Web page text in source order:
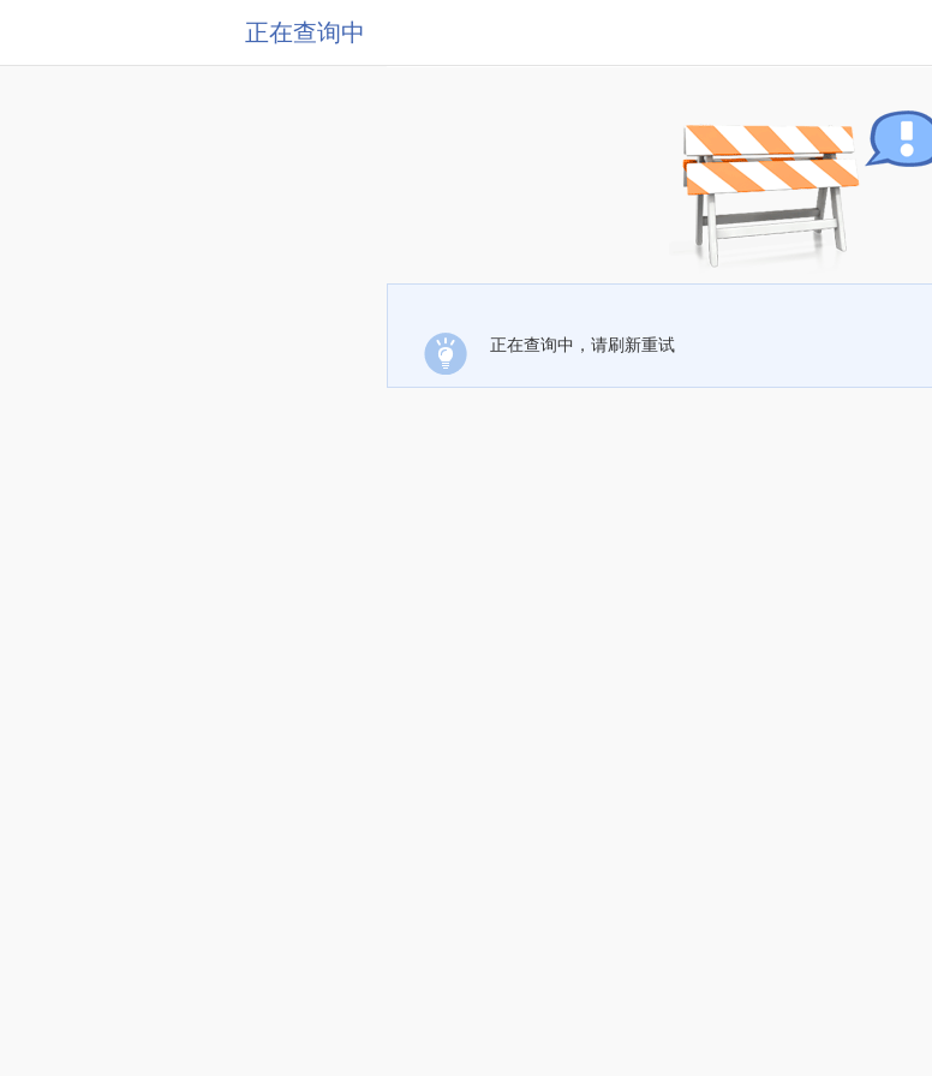
正在查询中
正在查询中，请刷新重试